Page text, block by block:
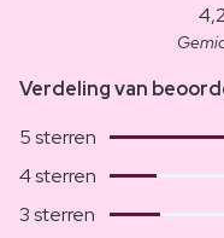
Verdeling van
5 sterren
4 sterren
3 sterren